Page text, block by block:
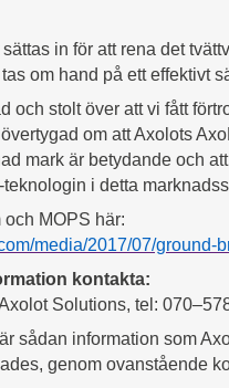
in för att rena det
om hand på ett effektivt
och stolt över att vi fått
om att Axolots
mark är betydande och
i detta
och MOPS här:
media/2017/07/
kontakta:
Solutions, tel:
sådan information som
genom ovanstående